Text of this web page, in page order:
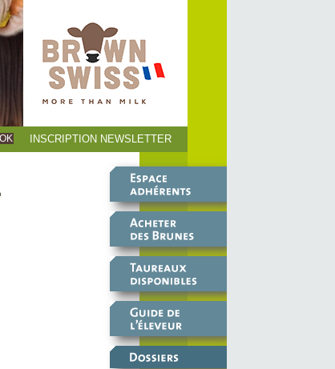
INSCRIPTION NEWSLETTER